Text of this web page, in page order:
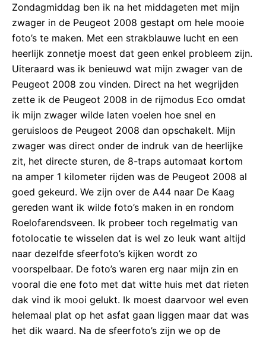
Zondagmiddag ben ik na het middageten met mijn
zwager in de Peugeot 2008 gestapt om hele mooie
foto’s te maken. Met een strakblauwe lucht en een
heerlijk zonnetje moest dat geen enkel probleem zijn.
Uiteraard was ik benieuwd wat mijn zwager van de
Peugeot 2008 zou vinden. Direct na het wegrijden
zette ik de Peugeot 2008 in de rijmodus Eco omdat
ik mijn zwager wilde laten voelen hoe snel en
geruisloos de Peugeot 2008 dan opschakelt. Mijn
zwager was direct onder de indruk van de heerlijke
zit, het directe sturen, de 8-traps automaat kortom
na amper 1 kilometer rijden was de Peugeot 2008 al
goed gekeurd. We zijn over de A44 naar De Kaag
gereden want ik wilde foto’s maken in en rondom
Roelofarendsveen. Ik probeer toch regelmatig van
fotolocatie te wisselen dat is wel zo leuk want altijd
naar dezelfde sfeerfoto’s kijken wordt zo
voorspelbaar. De foto’s waren erg naar mijn zin en
vooral die ene foto met dat witte huis met dat rieten
dak vind ik mooi gelukt. Ik moest daarvoor wel even
helemaal plat op het asfat gaan liggen maar dat was
het dik waard. Na de sfeerfoto’s zijn we op de